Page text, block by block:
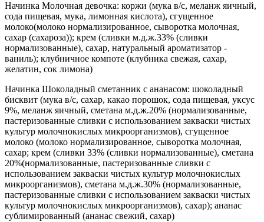
Начинка Молочная девочка: коржи (мука в/с, меланж яичный,
сода пищевая, мука, лимонная кислота), сгущенное
молоко(молоко нормализированное, сыворотка молочная,
сахар (сахароза)); крем (сливки м.д.ж.33% (сливки
нормализованные), сахар, натуральный ароматизатор -
ваниль); клубничное компоте (клубника свежая, сахар,
желатин, сок лимона)
Начинка Шоколадный сметанник с ананасом: шоколадный
бисквит (мука в/с, сахар, какао порошок, сода пищевая, уксус
9%, меланж яичный, сметана м.д.ж.20% (нормализованные,
пастеризованные сливки с использованием закваски чистых
культур молочнокислых микроорганизмов), сгущенное
молоко (молоко нормализированное, сыворотка молочная,
сахар; крем (сливки 33% (сливки нормализованные), сметана
20%(нормализованные, пастеризованные сливки с
использованием закваски чистых культур молочнокислых
микроорганизмов), сметана м.д.ж.30% (нормализованные,
пастеризованные сливки с использованием закваски чистых
культур молочнокислых микроорганизмов), сахар); ананас
сублимированный (ананас свежий, сахар)